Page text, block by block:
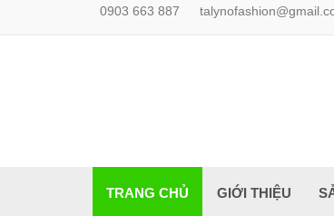
0903 663 887
TRANG CHỦ GIỚI THIỆU